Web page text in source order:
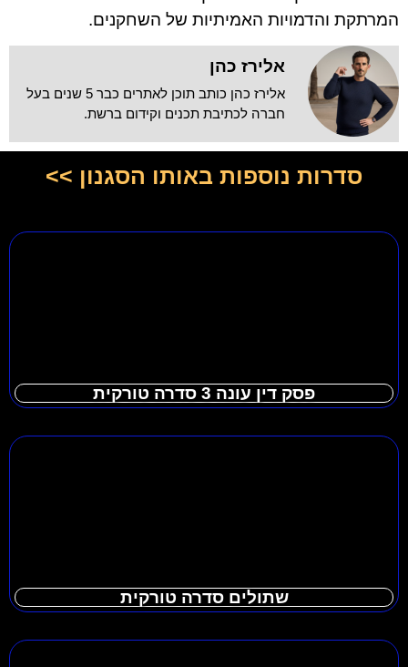
המרתקת והדמויות האמיתיות של השחקנים.
אלירז כהן
אלירז כהן כותב תוכן לאתרים כבר 5 שנים בעל
חברה לכתיבת תכנים וקידום ברשת.
סדרות נוספות באותו הסגנון >>
פסק דין עונה 3 סדרה טורקית
שתולים סדרה טורקית